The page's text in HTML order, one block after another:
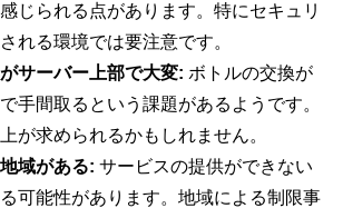
じられる点があります。特にセキュリ
れる環境では要注意です。
サーバー上部で大変: ボトルの交換が
手間取るという課題があるようです。
が求められるかもしれません。
域がある: サービスの提供ができない
可能性があります。地域による制限事